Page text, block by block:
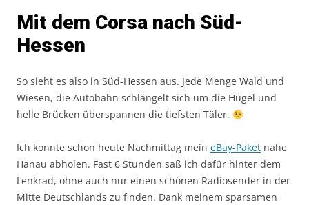
Mit dem Corsa nach Süd-
Hessen
So sieht es also in Süd-Hessen aus. Jede Menge Wald und
Wiesen, die Autobahn schlängelt sich um die Hügel und
helle Brücken überspannen die tiefsten Täler.
Ich konnte schon heute Nachmittag mein eBay-Paket nahe
Hanau abholen. Fast 6 Stunden saß ich dafür hinter dem
Lenkrad, ohne auch nur einen schönen Radiosender in der
Mitte Deutschlands zu finden. Dank meinem sparsamen